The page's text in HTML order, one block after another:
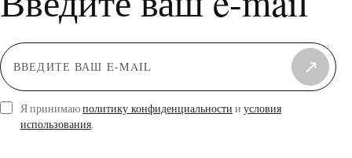
↗
Я принимаюполитику конфиденциальности и условия
использования.